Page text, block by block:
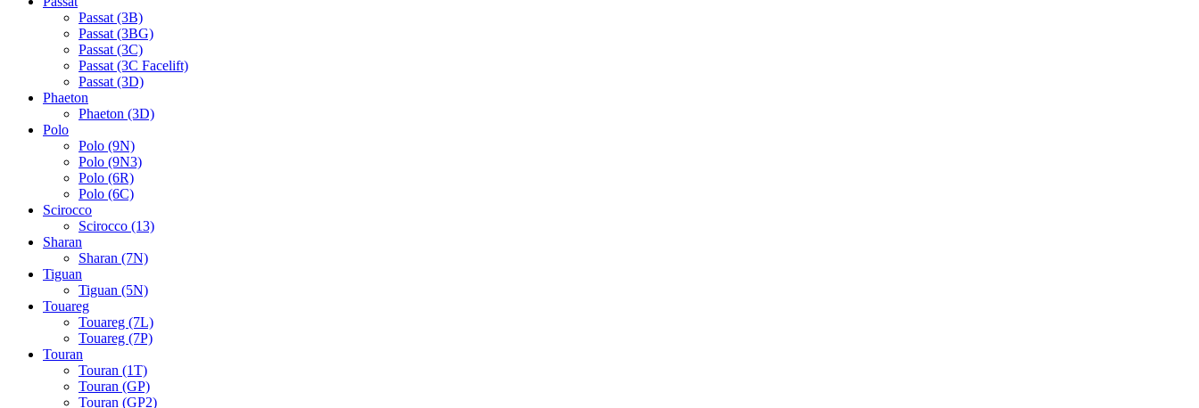
Passat (3B)
Passat (3BG)
Passat (3C)
Passat (3C Facelift)
Passat (3D)
Phaeton
Phaeton (3D)
Polo
Polo (9N)
Polo (9N3)
Polo (6R)
Polo (6C)
Scirocco
Scirocco (13)
Sharan
Sharan (7N)
Tiguan
Tiguan (5N)
Touareg
Touareg (7L)
Touareg (7P)
Touran
Touran (1T)
Touran (GP)
Touran (GP2)